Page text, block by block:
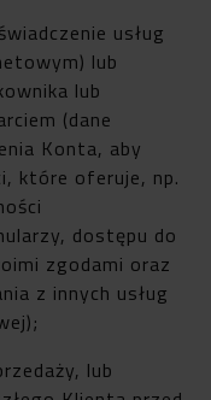
usług
lub
lub
(dane
Konta, aby
które oferuje, np.
dostępu do
zgodami oraz
z innych usług
lub